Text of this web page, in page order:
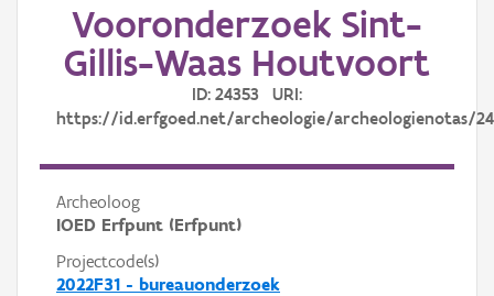
AanmeldenVooronderzoek Sint-
Gillis-Waas Houtvoort
ID: 24353 URI:
https://id.erfgoed.net/archeologie/archeologienotas/
Archeoloog
IOED Erfpunt (Erfpunt)
Projectcode(s)
2022F31 - bureauonderzoek